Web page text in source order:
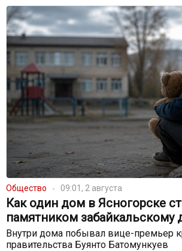
Общество 09:01, 2 августа
Как один дом в Ясногорске
памятником забайкальскому
Внутри дома побывал вице-премьер
правительства Буянто Батомункуев